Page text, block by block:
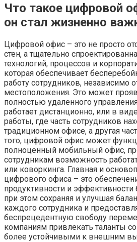
Что такое цифровой
он стал жизненно
Цифровой офис – это не просто
стен, а тщательно
технологий, процессов и
которая обеспечивает
работу сотрудников, независимо
местоположения. Это может
полностью удаленного
работает дистанционно, или в
работы, где часть сотрудников
традиционном офисе, а другая
того, цифровой офис может
полноценный мобильный офис,
сотрудникам возможность
или коворкинга. Главная и
цифрового офиса – это
продуктивности и эффективности
при этом сохраняя и улучшая
каждого сотрудника и
беспрецедентную свободу
компаниям привлекать таланты
более устойчивыми к внешним